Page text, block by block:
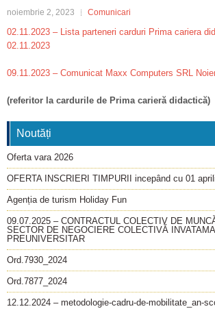
noiembrie 2, 2023 Comunicari
02.11.2023 – Lista parteneri carduri Prima cariera
02.11.2023
09.11.2023 – Comunicat Maxx Computers SRL
(referitor la cardurile de Prima carieră didactică)
Noutăți
Oferta vara 2026
OFERTA INSCRIERI TIMPURII incepând cu 01
Agenția de turism Holiday Fun
09.07.2025 – CONTRACTUL COLECTIV DE
SECTOR DE NEGOCIERE COLECTIVĂ
PREUNIVERSITAR
Ord.7930_2024
Ord.7877_2024
12.12.2024 – metodologie-cadru-de-mobilitate_an-